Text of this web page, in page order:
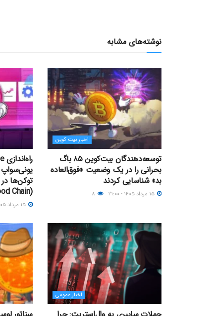
نوشته‌های مشابه
اخبار بیت کوین
توسعه‌دهندگان بیت‌کوین ۸۵ باگ
بحرانی را در یک وضعیت «فوق‌العاده
بد» شناسایی کردند
توکن‌ها
(Robinhood Chain)
اخبار عمومی